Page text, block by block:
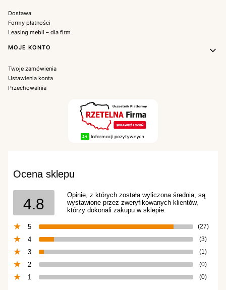
Dostawa
Formy płatności
Leasing mebli – dla firm
MOJE KONTO
Twoje zamówienia
Ustawienia konta
Przechowalnia
Ocena sklepu
4.8
Opinie, z których została wyliczona średnia, są
wystawione przez zweryfikowanych klientów,
którzy dokonali zakupu w sklepie.
5 (27)
4 (3)
3 (1)
2 (0)
1 (0)